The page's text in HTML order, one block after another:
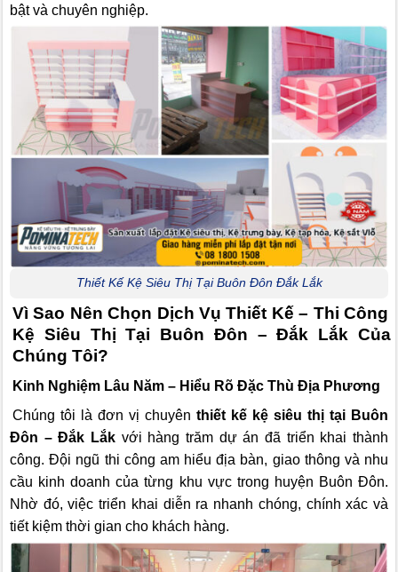
bật và chuyên nghiệp.
Thiết Kế Kệ Siêu Thị Tại Buôn Đôn Đắk Lắk
Vì Sao Nên Chọn Dịch Vụ Thiết Kế – Thi Công
Kệ Siêu Thị Tại Buôn Đôn – Đắk Lắk Của
Chúng Tôi?
Kinh Nghiệm Lâu Năm – Hiểu Rõ Đặc Thù Địa Phương
Chúng tôi là đơn vị chuyên thiết kế kệ siêu thị tại Buôn
Đôn – Đắk Lắk với hàng trăm dự án đã triển khai thành
công. Đội ngũ thi công am hiểu địa bàn, giao thông và nhu
cầu kinh doanh của từng khu vực trong huyện Buôn Đôn.
Nhờ đó, việc triển khai diễn ra nhanh chóng, chính xác và
tiết kiệm thời gian cho khách hàng.